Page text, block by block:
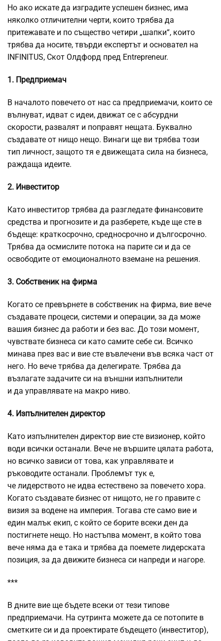
Но ако искате да изградите успешен бизнес, има
няколко отличителни черти, които трябва да
притежавате и по същество четири „шапки“, които
трябва да носите, твърди експертът и основател на
INFINITUS, Скот Олдфорд пред Еntrepreneur.
1. Предприемач
В началото повечето от нас са предприемачи, които се
вълнуват, идват с идеи, движат се с абсурдни
скорости, развалят и поправят нещата. Буквално
създавате от нищо нещо. Винаги ще ви трябва този
тип личност, защото тя е движещата сила на бизнеса,
раждаща идеите.
2. Инвеститор
Като инвеститор трябва да разгледате финансовите
средства и прогнозите и да разберете, къде ще сте в
бъдеще: краткосрочно, средносрочно и дългосрочно.
Трябва да осмислите потока на парите си и да се
освободите от емоционалното вземане на решения.
3. Собственик на фирма
Когато се превърнете в собственик на фирма, вие вече
създавате процеси, системи и операции, за да може
вашия бизнес да работи и без вас. До този момент,
чувствате бизнеса си като самите себе си. Всичко
минава през вас и вие сте въвлечени във всяка част от
него. Но вече трябва да делегирате. Трябва да
възлагате задачите си на външни изпълнители
и да управлявате на макро ниво.
4. Изпълнителен директор
Като изпълнителен директор вие сте визионер, който
води всички останали. Вече не вършите цялата работа,
но всичко зависи от това, как управлявате и
ръководите останали. Проблемът тук е,
че лидерството не идва естествено за повечето хора.
Когато създавате бизнес от нищото, не го правите с
визия за водене на империя. Тогава сте само вие и
един малък екип, с който се борите всеки ден да
постигнете нещо. Но настъпва момент, в който това
вече няма да е така и трябва да поемете лидерската
позиция, за да движите бизнеса си напреди и нагоре.
***
В дните вие ще бъдете всеки от тези типове
предприемачи. На сутринта можете да се потопите в
сметките си и да проектирате бъдещето (инвеститор),